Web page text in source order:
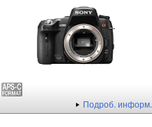
Подроб. информ.